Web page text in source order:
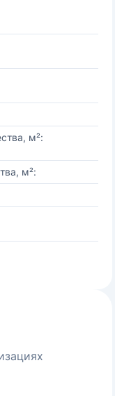
м²:
м²: